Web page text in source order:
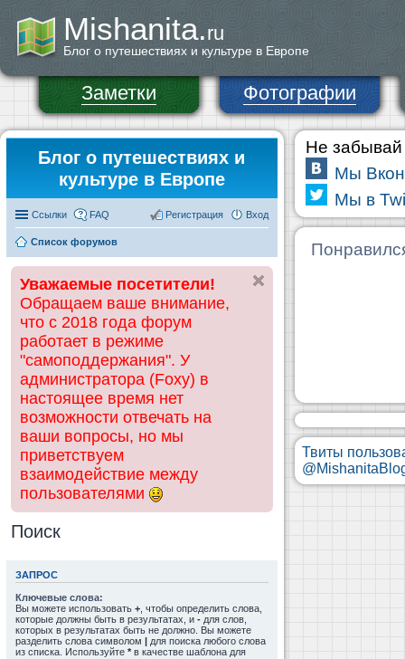
Mishanita.ru
Блог о путешествиях и культуре в Европе
Заметки Фотографии
Блог о путешествиях и
культуре в Европе
Ссылки FAQ Вход
Регистрация
Список форумов
Уважаемые посетители!
Обращаем ваше внимание,
что с 2018 года форум
работает в режиме
"самоподдержания". У
администратора (Foxy) в
настоящее время нет
возможности отвечать на
ваши вопросы, но мы
приветствуем
взаимодействие между
пользователями
Поиск
ЗАПРОС
Ключевые слова:
Вы можете использовать + , чтобы определить слова,
которые должны быть в результатах, и - для слов,
которых в результатах быть не должно. Вы можете
разделить слова символом | для поиска любого слова
из списка. Используйте * в качестве шаблона для
Не забывай
Мы
Мы в
Твиты